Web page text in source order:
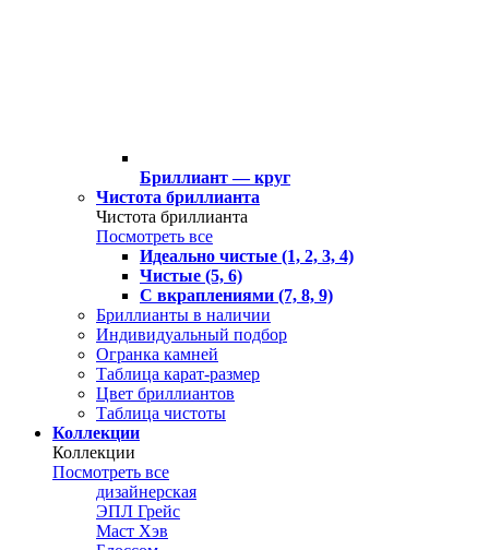
Бриллиант — круг
Чистота бриллианта
Чистота бриллианта
Посмотреть все
Идеально чистые (1, 2, 3, 4)
Чистые (5, 6)
С вкраплениями (7, 8, 9)
Бриллианты в наличии
Индивидуальный подбор
Огранка камней
Таблица карат-размер
Цвет бриллиантов
Таблица чистоты
Коллекции
Коллекции
Посмотреть все
дизайнерская
ЭПЛ Грейс
Маст Хэв